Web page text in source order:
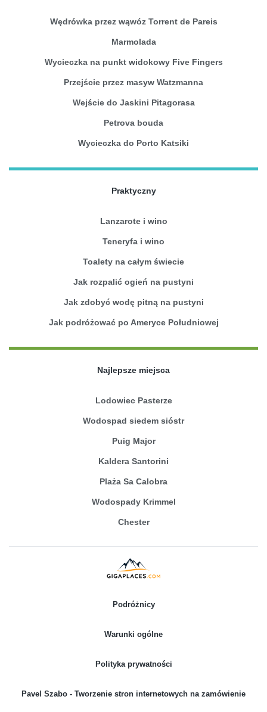
Wędrówka przez wąwóz Torrent de Pareis
Marmolada
Wycieczka na punkt widokowy Five Fingers
Przejście przez masyw Watzmanna
Wejście do Jaskini Pitagorasa
Petrova bouda
Wycieczka do Porto Katsiki
Praktyczny
Lanzarote i wino
Teneryfa i wino
Toalety na całym świecie
Jak rozpalić ogień na pustyni
Jak zdobyć wodę pitną na pustyni
Jak podróżować po Ameryce Południowej
Najlepsze miejsca
Lodowiec Pasterze
Wodospad siedem sióstr
Puig Major
Kaldera Santorini
Plaża Sa Calobra
Wodospady Krimmel
Chester
Podróżnicy
Warunki ogólne
Polityka prywatności
Pavel Szabo - Tworzenie stron internetowych na zamówienie